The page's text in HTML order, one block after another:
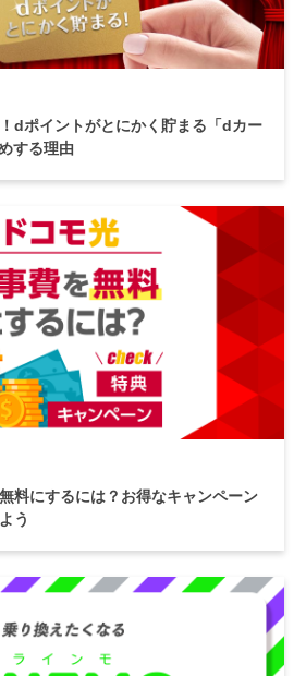
dポイントがとにかく貯まる「dカー
する理由
料にするには？お得なキャンペーン
う